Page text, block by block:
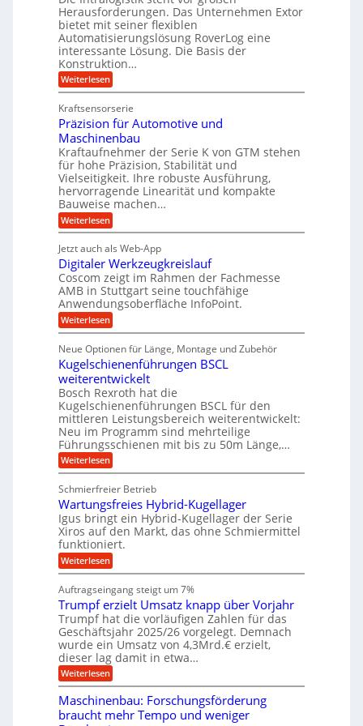
V
e
r
g
l
e
i
c
h
u
g
e
l
g
e
w
i
n
d
e
t
r
i
e
b
e
f
ü
r
r
a
e
U
m
g
e
b
u
n
e
n
U
m
s
a
t
z
u
n
d
A
u
f
t
r
a
g
s
e
i
n
g
a
n
g
e
n
a
u
c
h
i
n
Z
e
e
n
v
o
n
K
I
w
i
c
h
t
i
g
e
r
a
l
M
a
s
c
h
i
n
e
n
Herausforderungen. Das Unternehmen Extor
bietet mit seiner flexiblen
Automatisierungslösung RoverLog eine
interessante Lösung. Die Basis der
Konstruktion…
Weiterlesen:
Z
h
n
s
t
a
n
g
e
n
g
e
t
r
i
e
b
e
f
ü
r
r
ä
z
i
s
e
H
u
b
b
e
w
e
g
u
n
g
e
n
Kraftsensorserie
Präzision für Automotive und
Maschinenbau
Kraftaufnehmer der Serie K von GTM stehen
für hohe Präzision, Stabilität und
Vielseitigkeit. Ihre robuste Ausführung,
hervorragende Linearität und kompakte
Bauweise machen…
Weiterlesen:
P
ä
z
i
s
i
o
n
f
r
A
u
t
o
m
o
t
i
v
e
n
d
M
a
s
c
h
i
e
n
b
a
u
Jetzt auch als Web-App
Digitaler Werkzeugkreislauf
Coscom zeigt im Rahmen der Fachmesse
AMB in Stuttgart seine touchfähige
Anwendungsoberfläche InfoPoint.
Weiterlesen:
D
g
i
t
a
l
e
r
W
e
r
k
z
e
u
g
k
r
e
i
s
a
u
Neue Optionen für Länge, Montage und Zubehör
Kugelschienenführungen BSCL
weiterentwickelt
Bosch Rexroth hat die
Kugelschienenführungen BSCL für den
mittleren Leistungsbereich weiterentwickelt:
Neu im Programm sind mehrteilige
Führungsschienen mit bis zu 50m Länge,…
Weiterlesen:
K
g
e
l
s
c
h
i
e
e
n
f
ü
h
r
u
n
g
e
n
B
Schmierfreier Betrieb
Wartungsfreies Hybrid-Kugellager
Igus bringt ein Hybrid-Kugellager der Serie
Xiros auf den Markt, das ohne Schmiermittel
funktioniert.
Weiterlesen:
W
r
t
u
n
g
s
f
r
e
e
s
Auftragseingang steigt um 7%
Trumpf erzielt Umsatz knapp über Vorjahr
Trumpf hat die vorläufigen Zahlen für das
Geschäftsjahr 2025/26 vorgelegt. Demnach
wurde ein Umsatz von 4,3Mrd.€ erzielt,
dieser lag damit in etwa…
Weiterlesen:
T
u
m
Maschinenbau: Forschungsförderung
braucht mehr Tempo und weniger